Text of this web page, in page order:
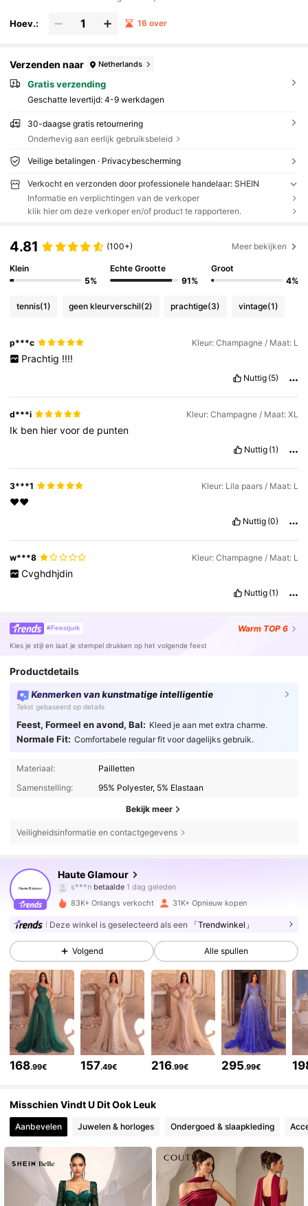
Hoev.: 16 over
Verzenden naar Netherlands
Gratis verzending
Geschatte levertijd: 4-9 werkdagen
30-daagse gratis retournering
Onderhevig aan eerlijk gebruiksbeleid
Veilige betalingen · Privacybescherming
Verkocht en verzonden door professionele handelaar: SHEIN
Informatie en verplichtingen van de verkoper
klik hier om deze verkoper en/of product te rapporteren.
4.81 (100+) Meer bekijken
Klein
5%
Echte Grootte
91%
Groot
4%
tennis(1) geen kleurverschil(2) prachtige(3) vintage(1)
p***c Kleur: Champagne / Maat: L
Prachtig !!!!
Nuttig (5)
d***i Kleur: Champagne / Maat: XL
Ik ben hiervoorde punten
Nuttig (1)
3***1 Kleur: Lila paars / Maat: L
❤️❤️
Nuttig (0)
w***8 Kleur: Champagne / Maat: L
Cvghdhjdin
Nuttig (1)
#Feestjurk Warm TOP 6
Kies je stijl en laat je stempel drukken op het volgende feest
Productdetails
Kenmerken van kunstmatige intelligentie
Tekst gebaseerd op details
Feest, Formeel en avond, Bal: Kleed je aan met extra charme.
Normale Fit: Comfortabele regular fit voor dagelijks gebruik.
Materiaal:
Pailletten
Samenstelling:
95% Polyester, 5% Elastaan
Bekijk meer
Veiligheidsinformatie en contactgegevens
Haute Glamour
s***nbetaalde1 dag geleden
j***6gevolgd11 uur geleden
237K Volgers
4.79 237K Volgers
4.79 237K Volgers
4.79 237K Volgers
83K+ Onlangs verkocht 31K+ Opnieuw kopen
Deze winkel is geselecteerd als een 「Trendwinkel」
Volgend Alle spullen
168.99€ 157.49€ 216.99€ 295.99€
Misschien Vindt U Dit Ook Leuk
Aanbevelen Juwelen & horloges Ondergoed & slaapkleding